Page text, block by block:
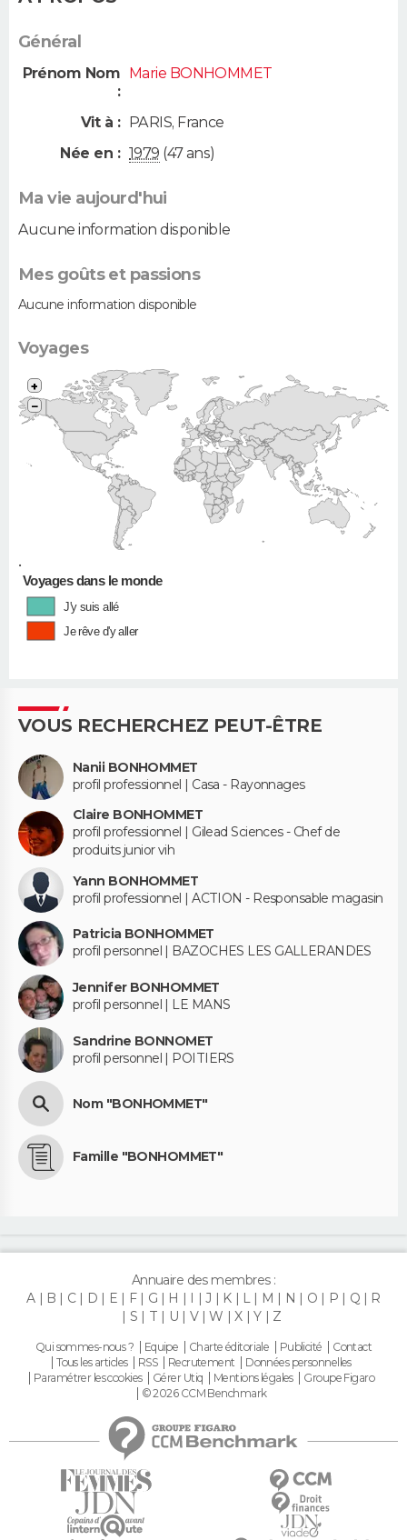
Général
Prénom Nom
:
Marie BONHOMMET
Vit à : PARIS, France
Née en : 1979 (47 ans)
Ma vie aujourd'hui
Aucune information disponible
Mes goûts et passions
Aucune information disponible
Voyages
•
+
−
Voyages dans le monde
J'y suis allé
Je rêve d'y aller
VOUS RECHERCHEZ PEUT-ÊTRE
Nanii BONHOMMET
profil professionnel | Casa - Rayonnages
Claire BONHOMMET
profil professionnel | Gilead Sciences - Chef de
produits junior vih
Yann BONHOMMET
profil professionnel | ACTION - Responsable magasin
Patricia BONHOMMET
profil personnel | BAZOCHES LES GALLERANDES
Jennifer BONHOMMET
profil personnel | LE MANS
Sandrine BONNOMET
profil personnel | POITIERS
Nom "BONHOMMET"
Famille "BONHOMMET"
Annuaire des membres :
A
B C D E F G H I J K L M N O P Q
R
S
T U V W X Y Z
Qui sommes-nous ? Equipe Charte éditoriale Publicité
Contact
Tous les articles
RSS Recrutement
Données personnelles
Paramétrer les cookies
Gérer Utiq Mentions légales
Groupe Figaro
© 2026 CCM Benchmark